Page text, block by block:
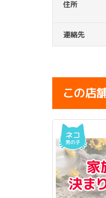
住所
連絡先
この店